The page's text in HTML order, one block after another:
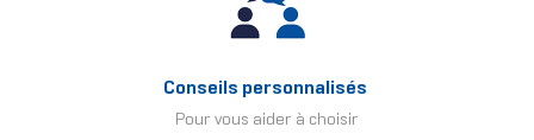
Conseils personnalisés
Pour vous aider à choisir